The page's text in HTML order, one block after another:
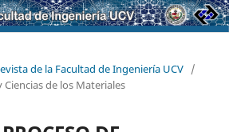
de la Facultad de Ingeniería UCV /
de los Materiales